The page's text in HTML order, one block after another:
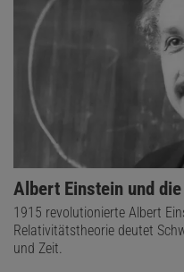
Albert Einstein und
1915 revolutionierte Albert
Relativitätstheorie deutet
und Zeit.